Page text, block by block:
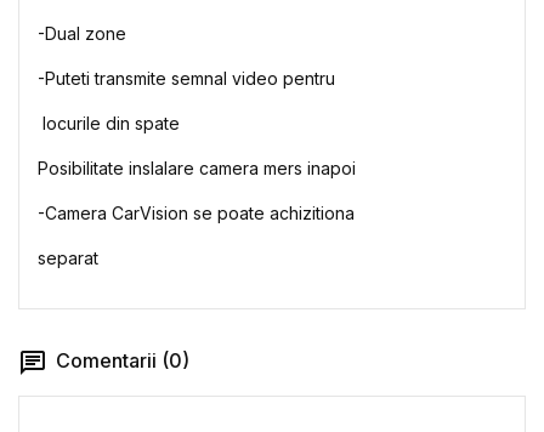
-Dual zone
-Puteti transmite semnal video pentru
locurile din spate
Posibilitate inslalare camera mers inapoi
-Camera CarVision se poate achizitiona
separat
Comentarii (0)